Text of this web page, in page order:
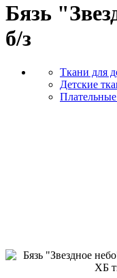
Бязь
б/з
Ткани для
Детские